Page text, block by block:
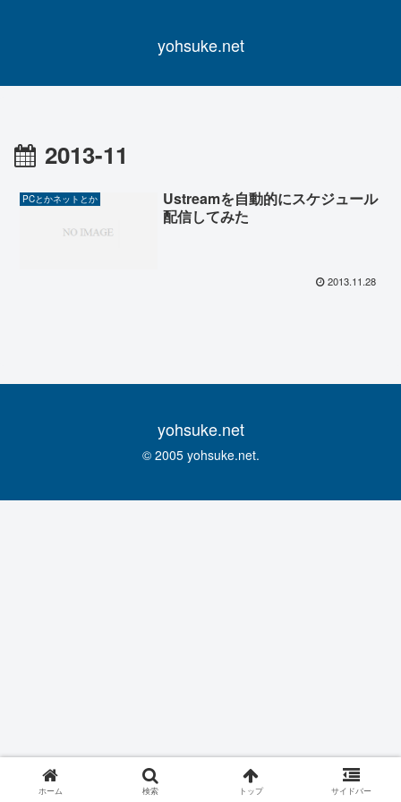
yohsuke.net
2013-11
PCとかネットとか
Ustreamを自動的にスケジュール
配信してみた
2013.11.28
yohsuke.net
© 2005 yohsuke.net.
ホーム 検索 トップ サイドバー